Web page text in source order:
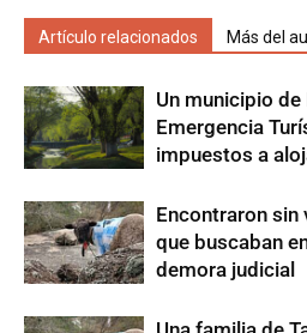
Artículo relacionados Más del
Un municipio
Emergencia
impuestos a
Encontraron sin
que buscaban
demora judicial